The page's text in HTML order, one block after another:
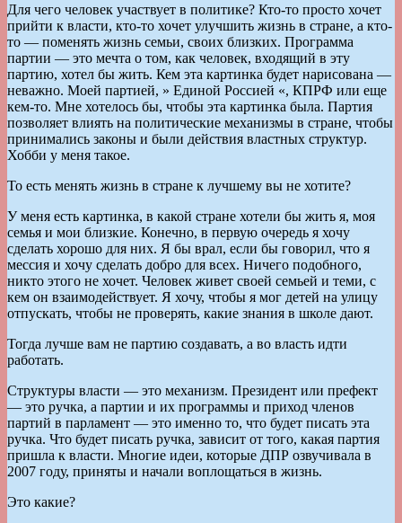
Для чего человек участвует в политике? Кто-то просто хочет
прийти к власти, кто-то хочет улучшить жизнь в стране, а кто-
то — поменять жизнь семьи, своих близких. Программа
партии — это мечта о том, как человек, входящий в эту
партию, хотел бы жить. Кем эта картинка будет нарисована —
неважно. Моей партией, » Единой Россией «, КПРФ или еще
кем-то. Мне хотелось бы, чтобы эта картинка была. Партия
позволяет влиять на политические механизмы в стране, чтобы
принимались законы и были действия властных структур.
Хобби у меня такое.
То есть менять жизнь в стране к лучшему вы не хотите?
У меня есть картинка, в какой стране хотели бы жить я, моя
семья и мои близкие. Конечно, в первую очередь я хочу
сделать хорошо для них. Я бы врал, если бы говорил, что я
мессия и хочу сделать добро для всех. Ничего подобного,
никто этого не хочет. Человек живет своей семьей и теми, с
кем он взаимодействует. Я хочу, чтобы я мог детей на улицу
отпускать, чтобы не проверять, какие знания в школе дают.
Тогда лучше вам не партию создавать, а во власть идти
работать.
Структуры власти — это механизм. Президент или префект
— это ручка, а партии и их программы и приход членов
партий в парламент — это именно то, что будет писать эта
ручка. Что будет писать ручка, зависит от того, какая партия
пришла к власти. Многие идеи, которые ДПР озвучивала в
2007 году, приняты и начали воплощаться в жизнь.
Это какие?